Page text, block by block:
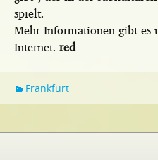
spielt.
Mehr Informationen gibt es
Internet. red
Frankfurt